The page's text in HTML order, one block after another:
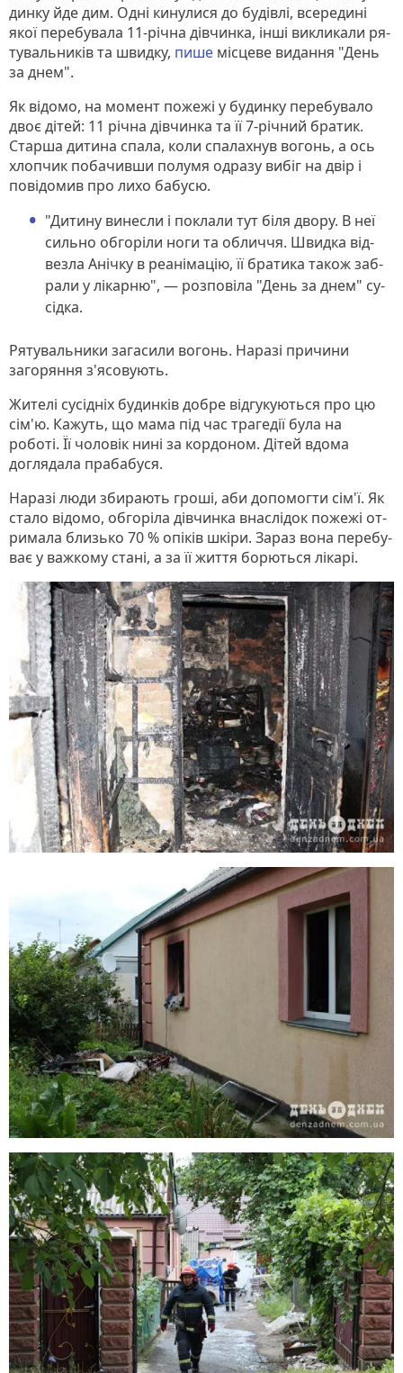
дин­ку йде дим. Од­ні ки­ну­ли­ся до бу­дів­лі, все­ре­ди­ні
якої пе­ре­бу­ва­ла 11-річ­на дів­чинка, ін­ші вик­ли­ка­ли ря­
ту­валь­ни­ків та швид­ку, пише місцеве видання "День
за днем".
Як відомо, на момент пожежі у будинку перебувало
двоє дітей: 11 річна дівчинка та її 7-річний братик.
Старша дитина спала, коли спалахнув вогонь, а ось
хлопчик побачивши полумя одразу вибіг на двір і
повідомив про лихо бабусю.
"Ди­ти­ну ви­нес­ли і пок­ла­ли тут бі­ля дво­ру. В неї
силь­но об­го­рі­ли но­ги та об­личчя. Швид­ка від­
везла Аніч­ку в ре­ані­ма­цію, її бра­ти­ка та­кож заб­
ра­ли у лі­кар­ню", — роз­по­ві­ла "День за днем" су­
сід­ка.
Рятувальники загасили вогонь. Наразі причини
загоряння з'ясовують.
Жи­те­лі сусідніх бу­дин­ків добре відгукуються про цю
сім'ю. Кажуть, що мама під час трагедії була на
роботі. Її чоловік нині за кордоном. Дітей вдома
доглядала прабабуся.
Наразі люди зби­ра­ють гро­ші, аби допомогти сім'ї. Як
стало відомо, об­го­рі­ла дів­чинка внас­лі­док по­же­жі от­
ри­ма­ла близь­ко 70 % опі­ків шкі­ри. Зараз во­на пе­ре­бу­
ває у важ­ко­му ста­ні, а за її жит­тя бо­рють­ся лі­ка­рі.